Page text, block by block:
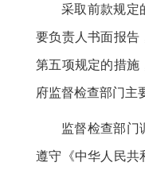
采取前款规定
要负责人书面报告
第五项规定的措施
府监督检查部门主
监督检查部门
遵守《中华人民共